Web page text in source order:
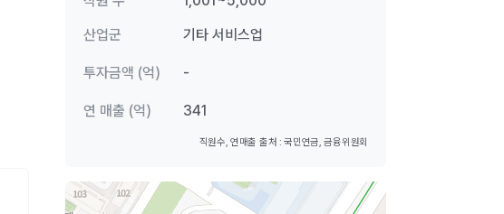
산업군
기타 서비스업
투자금액 (억) -
연 매출 (억) 341
직원수, 연매출 출처 : 국민연금, 금융위원회